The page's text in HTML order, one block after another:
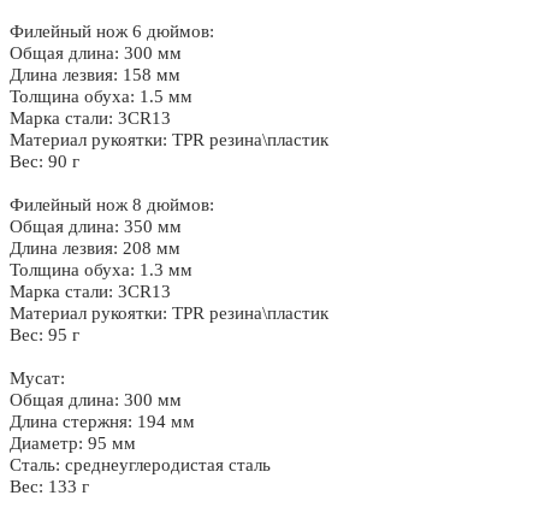
Филейный нож 6 дюймов:
Общая длина: 300 мм
Длина лезвия: 158 мм
Толщина обуха: 1.5 мм
Марка стали: 3CR13
Материал рукоятки: TPR резина\пластик
Вес: 90 г
Филейный нож 8 дюймов:
Общая длина: 350 мм
Длина лезвия: 208 мм
Толщина обуха: 1.3 мм
Марка стали: 3CR13
Материал рукоятки: TPR резина\пластик
Вес: 95 г
Мусат:
Общая длина: 300 мм
Длина стержня: 194 мм
Диаметр: 95 мм
Сталь: среднеуглеродистая сталь
Вес: 133 г